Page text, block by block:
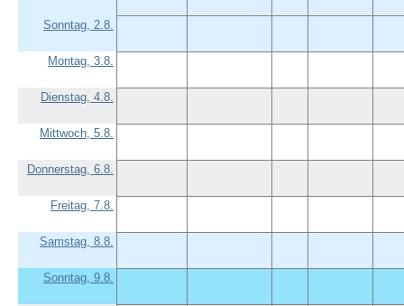
Sonntag, 2.8.
Montag, 3.8.
Dienstag, 4.8.
Mittwoch, 5.8.
Donnerstag, 6.8.
Freitag, 7.8.
Samstag, 8.8.
Sonntag, 9.8.